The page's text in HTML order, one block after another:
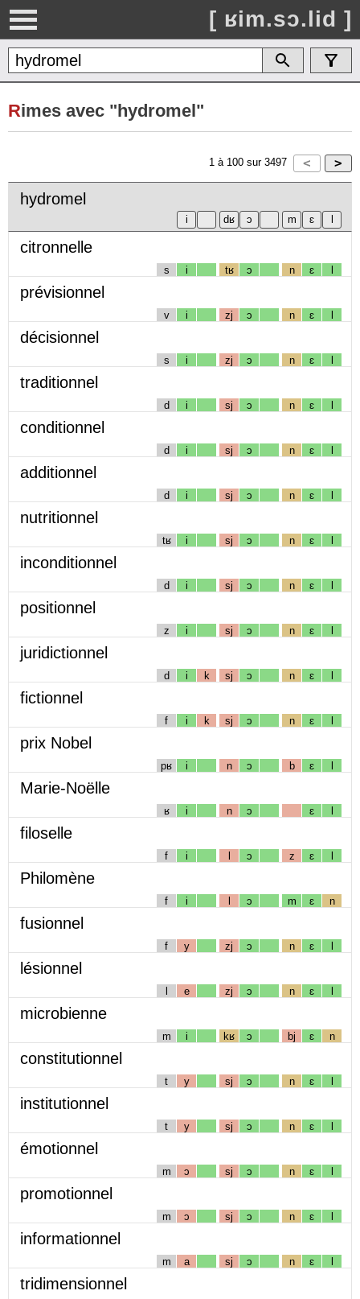
[ ʁim.sɔ.lid ]
Rimes avec "hydromel"
1 à 100 sur 3497
hydromel
citronnelle
s i tʁ ɔ n ɛ l
prévisionnel
v i zj ɔ n ɛ l
décisionnel
s i zj ɔ n ɛ l
traditionnel
d i sj ɔ n ɛ l
conditionnel
d i sj ɔ n ɛ l
additionnel
d i sj ɔ n ɛ l
nutritionnel
tʁ i sj ɔ n ɛ l
inconditionnel
d i sj ɔ n ɛ l
positionnel
z i sj ɔ n ɛ l
juridictionnel
d i k sj ɔ n ɛ l
fictionnel
f i k sj ɔ n ɛ l
prix Nobel
pʁ i n ɔ b ɛ l
Marie-Noëlle
ʁ i n ɔ ɛ l
filoselle
f i l ɔ z ɛ l
Philomène
f i l ɔ m ɛ n
fusionnel
f y zj ɔ n ɛ l
lésionnel
l e zj ɔ n ɛ l
microbienne
m i kʁ ɔ bj ɛ n
constitutionnel
t y sj ɔ n ɛ l
institutionnel
t y sj ɔ n ɛ l
émotionnel
m ɔ sj ɔ n ɛ l
promotionnel
m ɔ sj ɔ n ɛ l
informationnel
m a sj ɔ n ɛ l
tridimensionnel